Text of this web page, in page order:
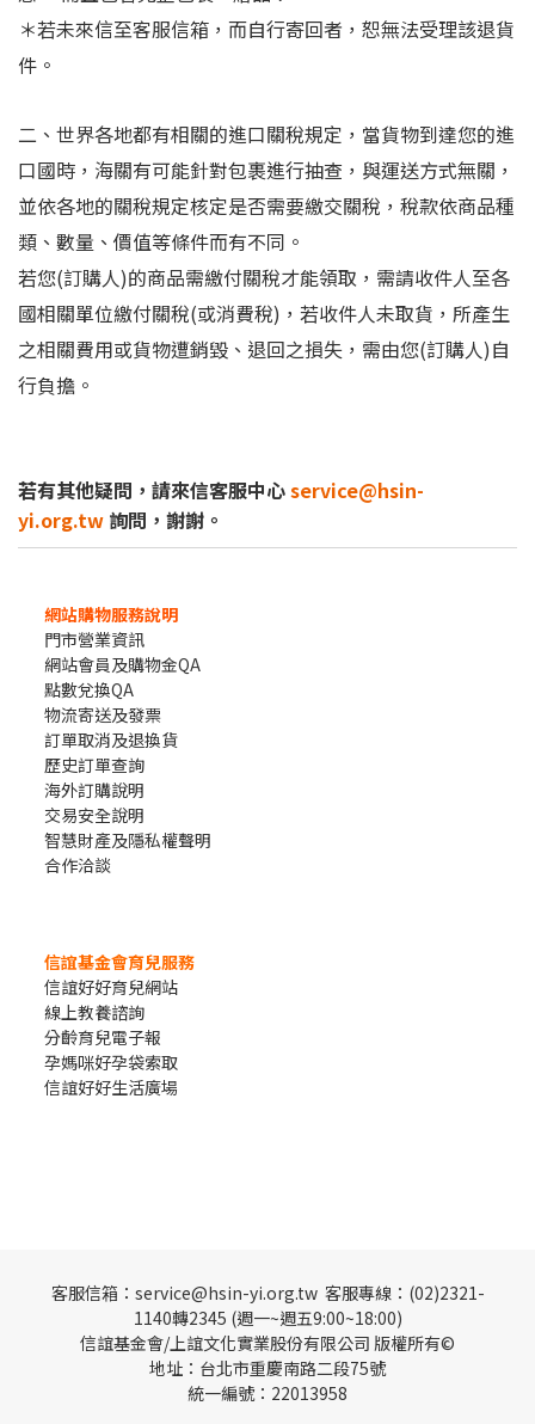
＊若未來信至客服信箱，而自行寄回者，恕無法受理該退貨
件。
二、世界各地都有相關的進口關稅規定，當貨物到達您的進
口國時，海關有可能針對包裹進行抽查，與運送方式無關，
並依各地的關稅規定核定是否需要繳交關稅，稅款依商品種
類、數量、價值等條件而有不同。
若您(訂購人)的商品需繳付關稅才能領取，需請收件人至各
國相關單位繳付關稅(或消費稅)，若收件人未取貨，所產生
之相關費用或貨物遭銷毀、退回之損失，需由您(訂購人)自
行負擔。
若有其他疑問，請來信客服中心service@hsin-
yi.org.tw 詢問，謝謝。
網站購物服務說明
門市營業資訊
網站會員及購物金QA
點數兌換QA
物流寄送及發票
訂單取消及退換貨
歷史訂單查詢
海外訂購說明
交易安全說明
智慧財產及隱私權聲明
合作洽談
信誼基金會育兒服務
信誼好好育兒網站
線上教養諮詢
分齡育兒電子報
孕媽咪好孕袋索取
信誼好好生活廣場
客服信箱：service@hsin-yi.org.tw 客服專線：(02)2321-
1140轉2345 (週一~週五9:00~18:00)
信誼基金會/上誼文化實業股份有限公司 版權所有©
地址：台北市重慶南路二段75號
統一編號：22013958